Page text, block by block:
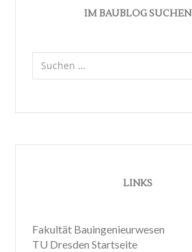
IM BAUBLOG SUCHEN
nach:
LINKS
Fakultät Bauingenieurwesen
TU Dresden Startseite